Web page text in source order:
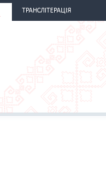
ТРАНСЛІТЕРАЦІЯ